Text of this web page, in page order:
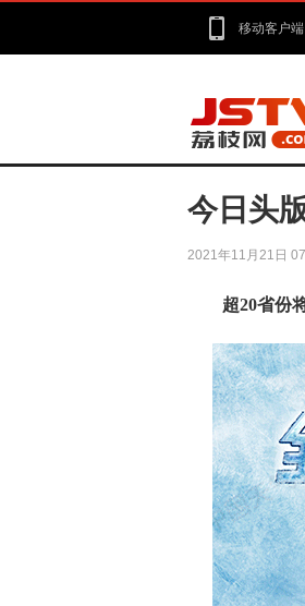
移动客户端
今日头
2021年11月21日
超20省份